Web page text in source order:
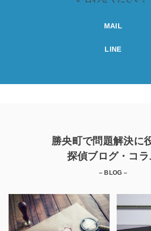
MAIL
LINE
勝央町で問題解決に
探偵ブログ・コラ
– BLOG –